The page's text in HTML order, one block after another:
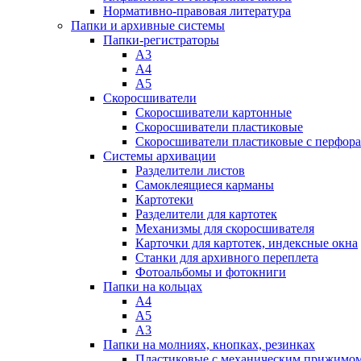
Нормативно-правовая литература
Папки и архивные системы
Папки-регистраторы
А3
А4
А5
Скоросшиватели
Скоросшиватели картонные
Скоросшиватели пластиковые
Скоросшиватели пластиковые с
Системы архивации
Разделители листов
Самоклеящиеся карманы
Картотеки
Разделители для картотек
Механизмы для скоросшивателя
Карточки для картотек, индексные окна
Станки для архивного переплета
Фотоальбомы и фотокниги
Папки на кольцах
А4
А5
А3
Папки на молниях, кнопках, резинках